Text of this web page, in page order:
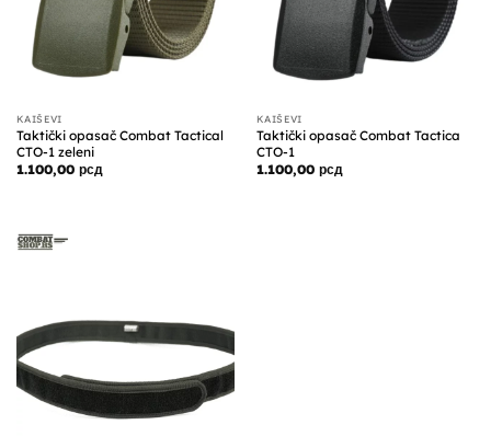
KAIŠEVI
Taktički opasač Combat Tactical
CTO-1 zeleni
1.100,00 рсд
KAIŠEVI
Taktički opasač Combat Tactica
CTO-1
1.100,00 рсд